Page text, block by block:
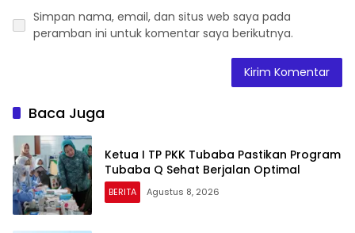
Simpan nama, email, dan situs web saya pada
peramban ini untuk komentar saya berikutnya.
Baca Juga
Ketua I TP PKK Tubaba Pastikan Program
Tubaba Q Sehat Berjalan Optimal
BERITA Agustus 8, 2026